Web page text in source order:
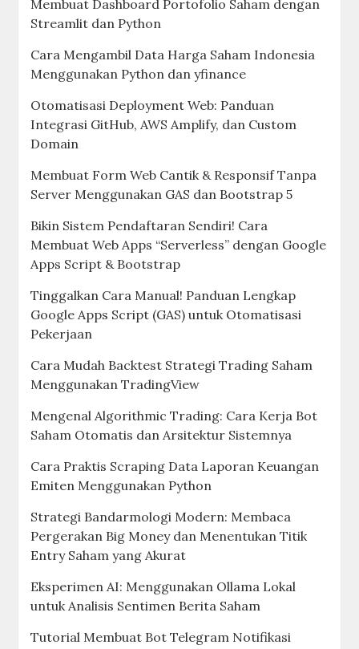
Menggunakan TradingView
Saham Otomatis dan Arsitektur Sistemnya
Emiten Menggunakan Python
Strategi Bandarmologi Modern: Membaca
Entry Saham yang Akurat
untuk Analisis Sentimen Berita Saham
Tutorial Membuat Bot Telegram Notifikasi
Script (Update 2026)
Nonton Live Gratis Piala Dunia 2026 di
Ngoprek API Saham: Menarik Data Harga Real-
Cara Membuat Tracker Portofolio Saham
Mengapa Harga Saham Bisa Naik Turun Setiap
Istilah Wajib di Pasar Saham: Bullish, Bearish,
ARA, dan ARB (Penjelasan Ala IT)
Rahasia Mendapatkan Dividen Saham Rutin
Setiap Tahun layaknya Auto-Script
Perbedaan Saham, Reksadana, dan Kripto: Mana